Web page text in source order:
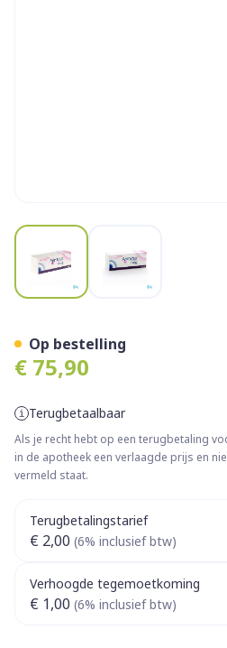
View larger image
€ 75,90
Terugbetaalbaar
Als je recht hebt op een terugbetaling
in de apotheek een verlaagde prijs en
vermeld staat.
Terugbetalingstarief
€ 2,00 (6% inclusief btw)
Verhoogde tegemoetkoming
€ 1,00 (6% inclusief btw)
Op bestelling